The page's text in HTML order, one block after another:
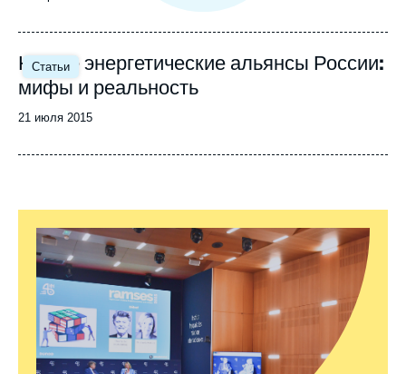
Статьи
Новые энергетические альянсы России:
мифы и реальность
Date
publication
21 июля 2015